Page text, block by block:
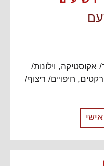
אקוסטיקה, וילונות/
, חיפויים/ ריצוף/
אישי